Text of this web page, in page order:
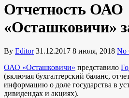
Отчетность ОАО
«Осташковичи»
By Editor 31.12.2017 8 июля, 2018 No
ОАО «Осташковичи» представило
(включая бухгалтерский баланс,
информацию о доле государства в
дивидендах и акциях).